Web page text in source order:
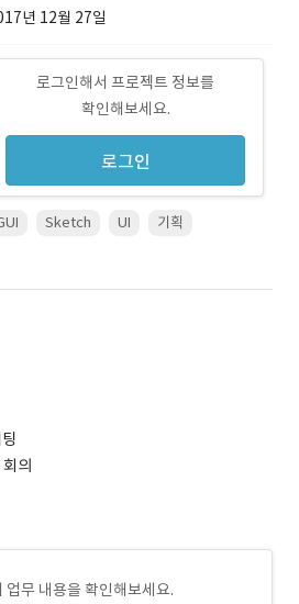
년 12월 27일
로그인해서 프로젝트 정보를
확인해보세요.
로그인
Sketch UI 기획
의
업무 내용을 확인해보세요.